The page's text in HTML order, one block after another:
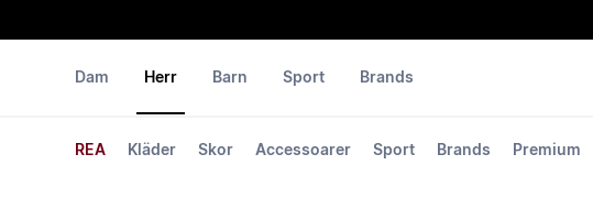
Dam Herr
REA Kläder Skor Accessoarer Sport Brands Premium
Barn Sport Brands